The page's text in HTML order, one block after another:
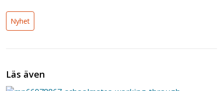
Nyhet
Läs även